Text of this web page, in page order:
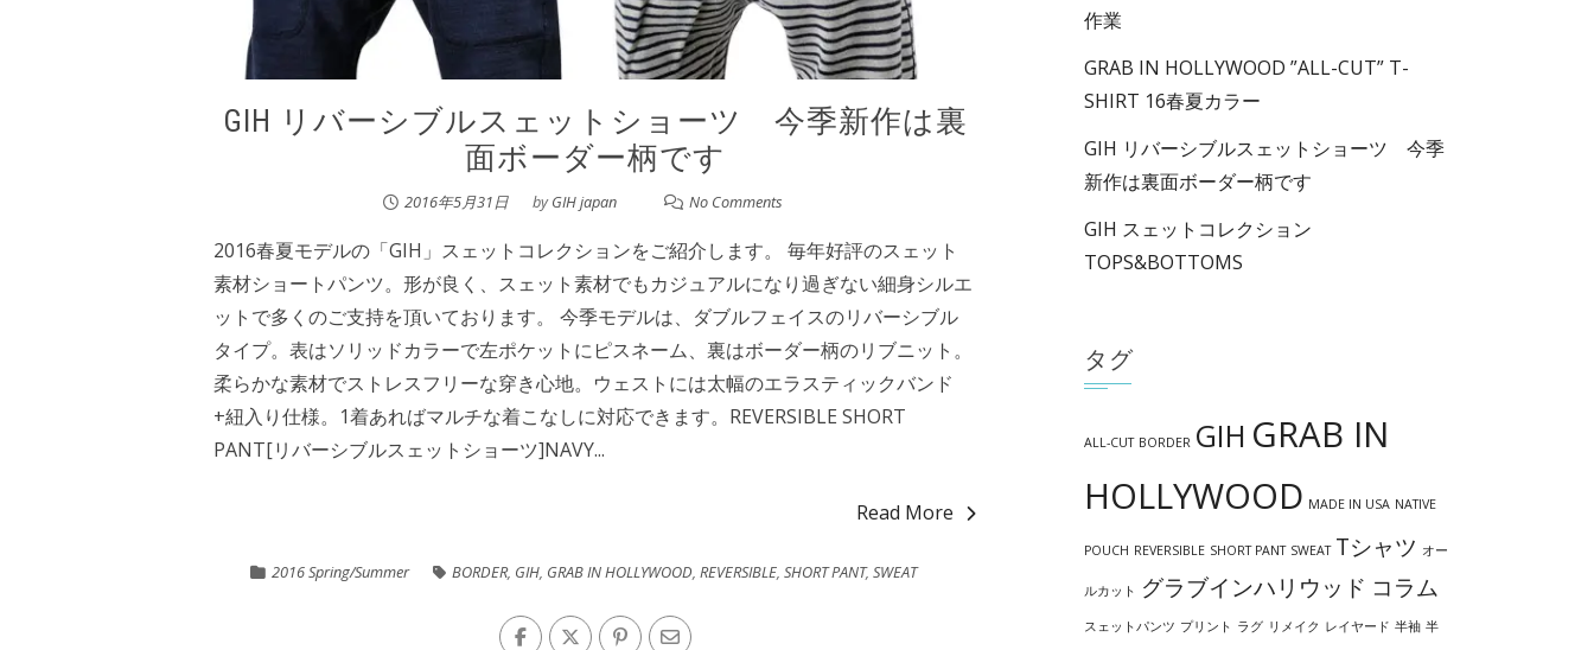
GIH リバーシブルスェットショーツ 今季新作は裏
面ボーダー柄です
2016年5月31日 byGIH japan No Comments
2016春夏モデルの「GIH」スェットコレクションをご紹介します。 毎年好評のスェット
素材ショートパンツ。形が良く、スェット素材でもカジュアルになり過ぎない細身シルエ
ットで多くのご支持を頂いております。 今季モデルは、ダブルフェイスのリバーシブル
タイプ。表はソリッドカラーで左ポケットにピスネーム、裏はボーダー柄のリブニット。
柔らかな素材でストレスフリーな穿き心地。ウェストには太幅のエラスティックバンド
+紐入り仕様。1着あればマルチな着こなしに対応できます。REVERSIBLE SHORT
PANT[リバーシブルスェットショーツ]NAVY...
Read More
2016 Spring/Summer BORDER, GIH, GRAB IN HOLLYWOOD, REVERSIBLE, SHORT PANT, SWEAT
作業
GRAB IN HOLLYWOOD ”ALL-CUT” T-
SHIRT 16春夏カラー
GIH リバーシブルスェットショーツ 今季
新作は裏面ボーダー柄です
GIH スェットコレクション
TOPS&BOTTOMS
タグ
ALL-CUT BORDER GIH GRAB IN
HOLLYWOOD MADE IN USA NATIVE
POUCH REVERSIBLE SHORT PANT SWEAT Tシャツ オー
ルカット グラブインハリウッド コラム
スェットパンツ プリント ラグ リメイク レイヤード 半袖 半